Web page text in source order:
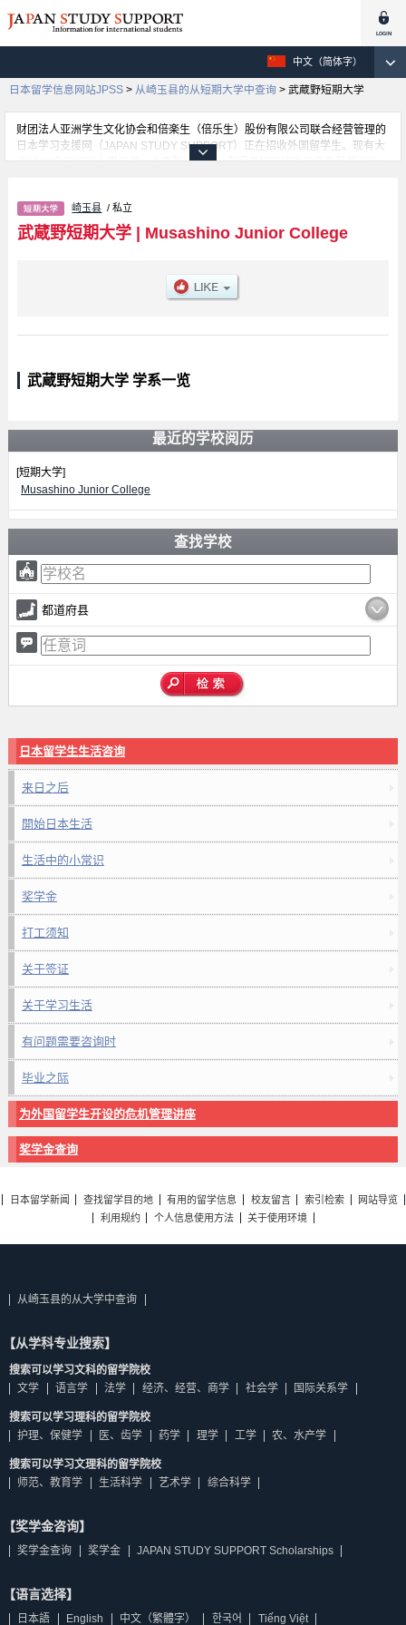
中文（简体字）
日本留学信息网站JPSS > 从崎玉县的从短期大学中查询 > 武蔵野短期大学
财团法人亚洲学生文化协会和倍楽生（倍乐生）股份有限公司联合经营管理的
日本学习支援网（JAPAN STUDY SUPPORT）正在招收外国留学生。现有大
约1300个学校的大学学部、大学院、短大、专门学校的招生信息正登载于此
名额、合格人数等考试信息，以及设施介绍、联系方式等外国留学生必要的信
息都登载于此，请务必查阅和利用此网。
崎玉县 / 私立
武蔵野短期大学| Musashino Junior College
武蔵野短期大学 学系一览
最近的学校阅历
[短期大学]
Musashino Junior College
查找学校
都道府县
日本留学生生活咨询
来日之后
開始日本生活
生活中的小常识
奖学金
打工须知
关于签证
关于学习生活
有问题需要咨询时
毕业之际
为外国留学生开设的危机管理讲座
奖学金查询
日本留学新闻 查找留学目的地 有用的留学信息 校友留言 索引检索
网站导览
利用规约
个人信息使用方法 关于使用环境
从崎玉县的从大学中查询
【从学科专业搜索】
搜索可以学习文科的留学院校
文学
语言学 法学 经济、经营、商学 社会学 国际关系学
搜索可以学习理科的留学院校
护理、保健学
医、齿学 药学 理学 工学 农、水产学
搜索可以学习文理科的留学院校
师范、教育学
生活科学 艺术学 综合科学
【奖学金咨询】
奖学金查询 奖学金 JAPAN STUDY SUPPORT Scholarships
【语言选择】
日本語 English 中文（繁體字） 한국어 Tiếng Việt